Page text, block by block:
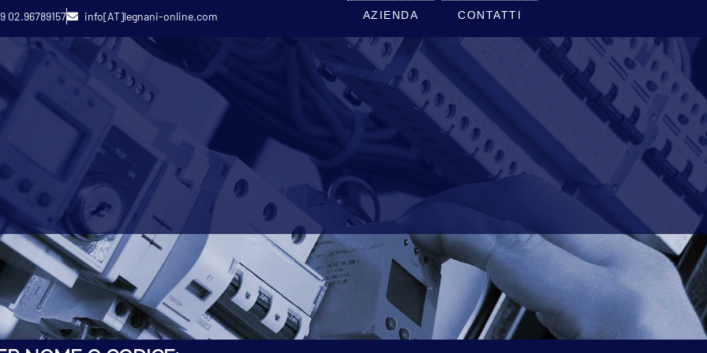
02.96789157 info[AT]legnani-online.com AZIENDA CONTATTI